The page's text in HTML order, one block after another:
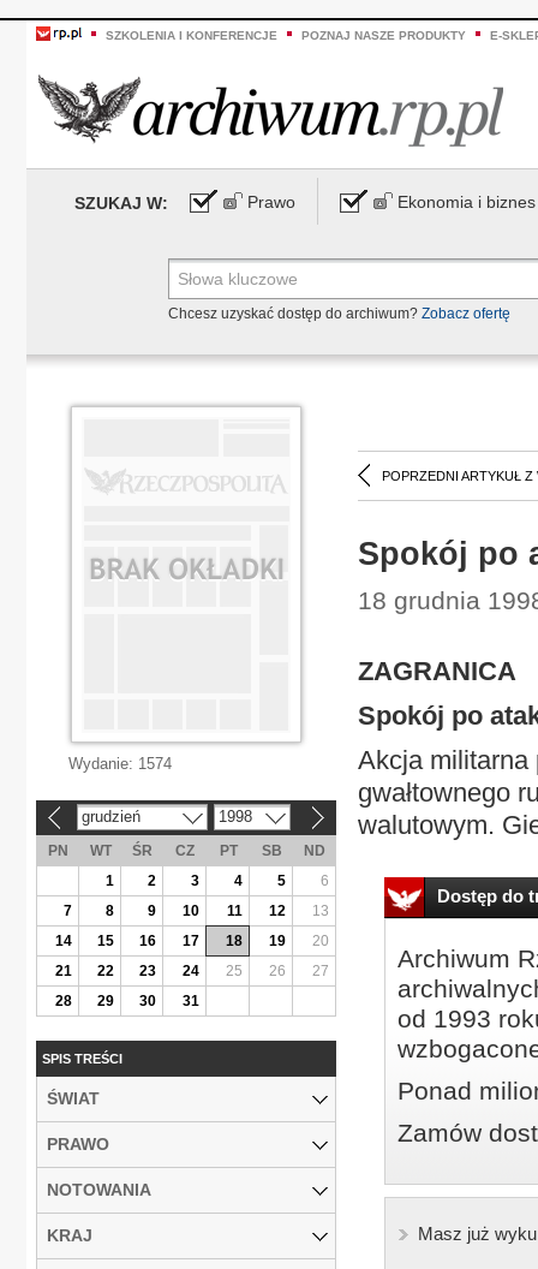
SZKOLENIA I KONFERENCJE POZNAJ NASZE PRODUKTY E-
SZUKAJ W: Prawo Ekonomia i biznes
Chcesz uzyskać dostęp do archiwum? Zobacz ofertę
POPRZEDNI ARTYKUŁ Z
Spokój po
18 grudnia
ZAGRANICA
Spokój po
Akcja militarna
gwałtownego
walutowym.
Dostęp do
Archiwum
od 1993
Ponad
Zamów
Masz już
Wydanie: 1574
grudzień 1998
PN WT ŚR CZ PT SB
ND
1
2 3 4 5
6
7
8 9 10 11 12
13
14
15 16 17 18 19
20
21
22 23 24 25 26
27
28
29 30 31
SPIS TREŚCI
ŚWIAT
PRAWO
NOTOWANIA
KRAJ